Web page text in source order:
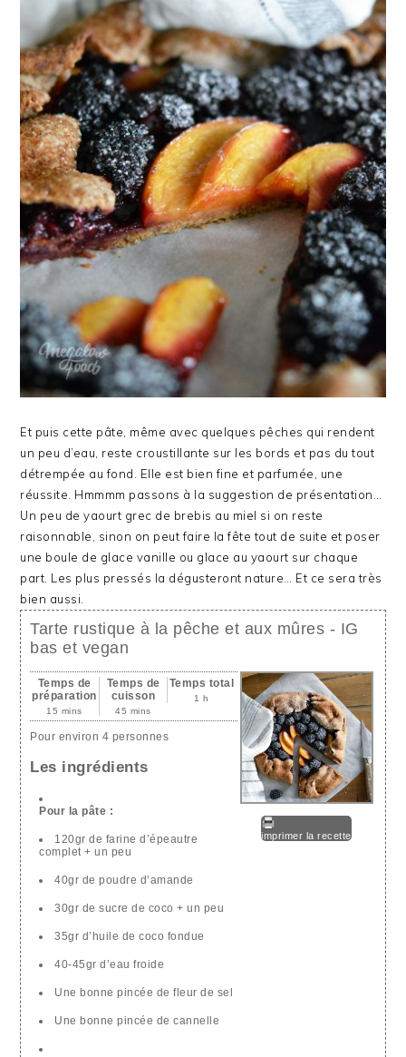
Et puis cette pâte, même avec quelques pêches qui rendent
un peu d’eau, reste croustillante sur les bords et pas du tout
détrempée au fond. Elle est bien fine et parfumée, une
réussite. Hmmmm passons à la suggestion de présentation…
Un peu de yaourt grec de brebis au miel si on reste
raisonnable, sinon on peut faire la fête tout de suite et poser
une boule de glace vanille ou glace au yaourt sur chaque
part. Les plus pressés la dégusteront nature… Et ce sera très
bien aussi.
Tarte rustique à la pêche et aux mûres - IG
bas et vegan
imprimer la recette
Temps de
préparation
15 mins
Temps de
cuisson
45 mins
Temps total
1 h
Pour environ 4 personnes
Les ingrédients
Pour la pâte :
120gr de farine d’épeautre
complet + un peu
40gr de poudre d’amande
30gr de sucre de coco + un peu
35gr d’huile de coco fondue
40-45gr d’eau froide
Une bonne pincée de fleur de sel
Une bonne pincée de cannelle